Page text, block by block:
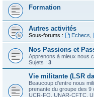
Formation
Autres activités
Sous-forums : Echecs
Nos Passions et
Apprenons à mieux nous
Sujets : 3
Vie militante (LSR
Beaucoup d'entre nous
prenante du groupe des 9
UCR-FO, UNAR-CFTC,